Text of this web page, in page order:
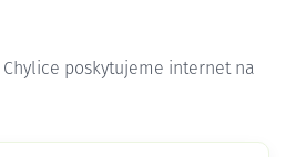
poskytujeme internet na